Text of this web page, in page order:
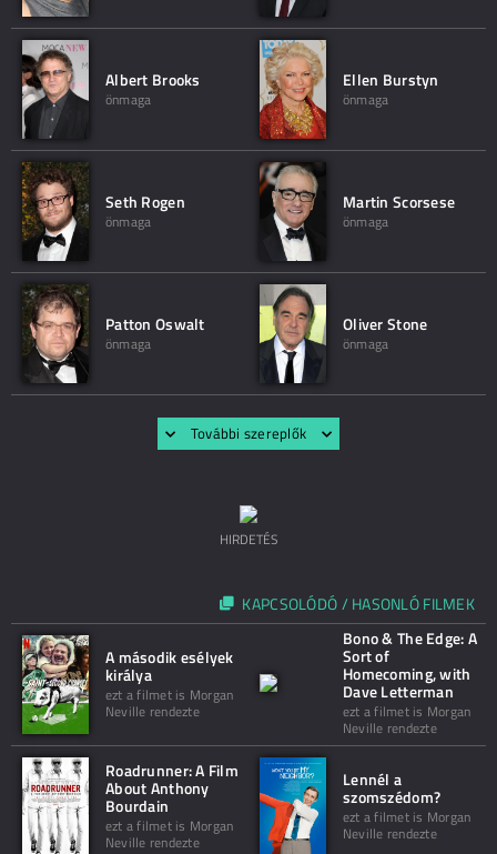
Albert Brooks
önmaga
Ellen Burstyn
önmaga
Seth Rogen
önmaga
Martin Scorsese
önmaga
Patton Oswalt
önmaga
Oliver Stone
önmaga
További szereplők
HIRDETÉS
KAPCSOLÓDÓ / HASONLÓ FILMEK
A második esélyek
királya
ezt a filmet is Morgan
Neville rendezte
Bono & The Edge: A
Sort of
Homecoming, with
Dave Letterman
ezt a filmet is Morgan
Neville rendezte
Roadrunner: A Film
About Anthony
Bourdain
ezt a filmet is Morgan
Neville rendezte
Lennél a
szomszédom?
ezt a filmet is Morgan
Neville rendezte